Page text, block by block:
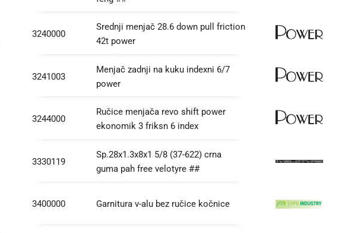
3240000
Srednji menjač 28.6 down pull friction
42t power
3241003
Menjač zadnji na kuku indexni 6/7
power
3244000
Ručice menjača revo shift power
ekonomik 3 friksn 6 index
3330119
Sp.28x1.3x8x1 5/8 (37-622) crna
guma pah free velotyre ##
3400000 Garnitura v-alu bez ručice kočnice